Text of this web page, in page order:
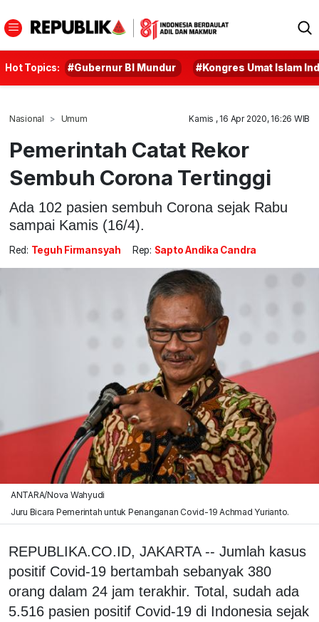
Hot Topics: #Gubernur BI Mundur #Kongres Umat Islam
Nasional Umum Kamis , 16 Apr 2020, 16:26 WIB
Pemerintah Catat Rekor
Sembuh Corona Tertinggi
Ada 102 pasien sembuh Corona sejak Rabu
sampai Kamis (16/4).
Red: Teguh Firmansyah Rep: Sapto Andika Candra
ANTARA/Nova Wahyudi
Juru Bicara Pemerintah untuk Penanganan Covid-19 Achmad Yurianto.
REPUBLIKA.CO.ID, JAKARTA -- Jumlah kasus
positif Covid-19 bertambah sebanyak 380
orang dalam 24 jam terakhir. Total, sudah ada
5.516 pasien positif Covid-19 di Indonesia sejak